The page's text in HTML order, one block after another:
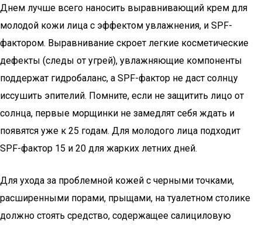
Днем лучше всего наносить выравнивающий крем для
молодой кожи лица с эффектом увлажнения, и SPF-
фактором. Выравнивание скроет легкие косметические
дефекты (следы от угрей), увлажняющие компоненты
поддержат гидробаланс, а SPF-фактор не даст солнцу
иссушить эпителий. Помните, если не защитить лицо от
солнца, первые морщинки не замедлят себя ждать и
появятся уже к 25 годам. Для молодого лица подходит
SPF-фактор 15 и 20 для жарких летних дней.
Для ухода за проблемной кожей с черными точками,
расширенными порами, прыщами, на туалетном столике
должно стоять средство, содержащее салициловую